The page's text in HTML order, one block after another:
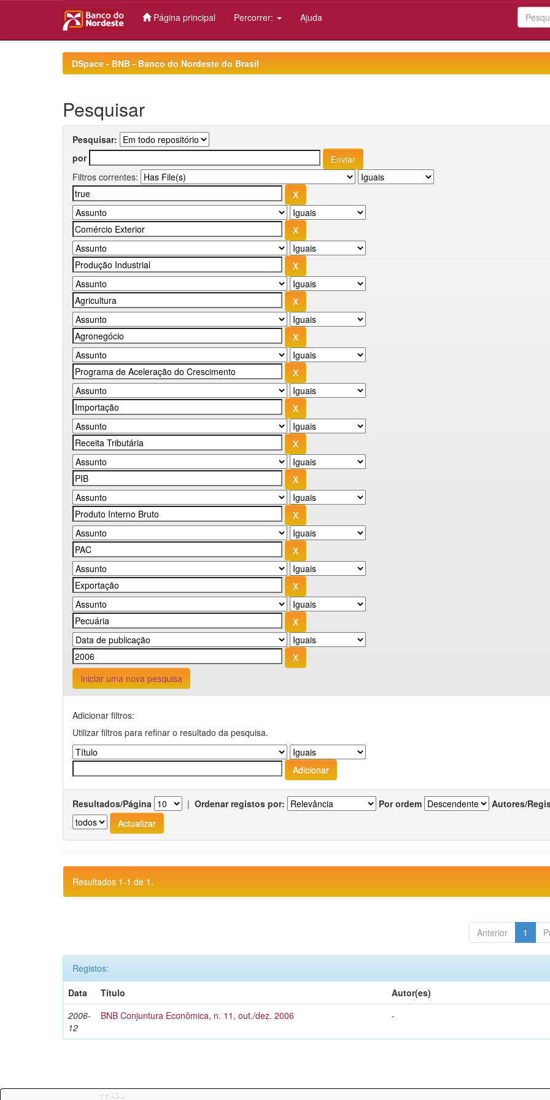
Página principal Percorrer: Ajuda
DSpace - BNB - Banco do Nordeste do Brasil
Pesquisar
Pesquisar:
por
Filtros correntes:
Iniciar uma nova pesquisa
Adicionar filtros:
Utilizar filtros para refinar o resultado da pesquisa.
Resultados/Página | Ordenar registos por: Por ordem Autores/
Resultados 1-1 de 1.
Anterior 1
Registos:
Data
Título
Autor(es)
2006-
12
BNB Conjuntura Econômica, n. 11, out./dez. 2006 -